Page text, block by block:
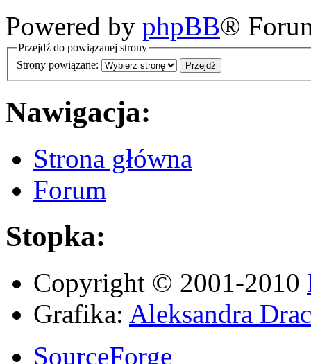
Powered by phpBB®
Przejdź do powiązanej strony
Strony powiązane:
Nawigacja:
Strona główna
Forum
Stopka:
Copyright © 2001-2010
Grafika: Aleksandra
SourceForge